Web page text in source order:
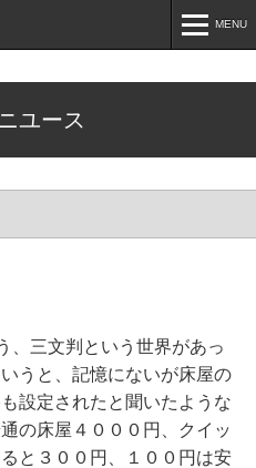
MENU
ユース
三文判という世界があっ
うと、記憶にないが床屋の
設定されたと聞いたような
の床屋４０００円、クイッ
と３００円、１００円は安